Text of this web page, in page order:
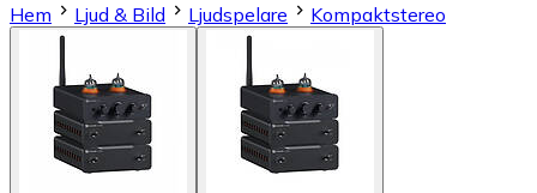
Hem
Ljud & Bild Ljudspelare Kompaktstereo